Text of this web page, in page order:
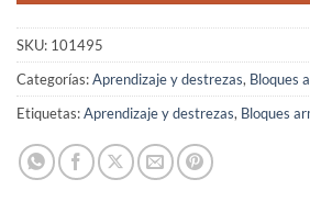
SKU: 101495
Categorías:Aprendizaje y destrezas, Bloques
Etiquetas:Aprendizaje y destrezas, Bloques